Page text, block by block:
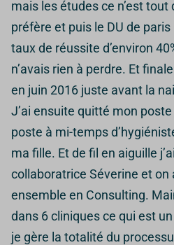
mais les études ce n’est
préfère et puis le DU de
taux de réussite d’environ
n’avais rien à perdre. Et
en juin 2016 juste avant la
J’ai ensuite quitté mon poste
poste à mi-temps
ma fille. Et de fil en aiguille
collaboratrice Séverine et
ensemble en Consulting.
dans 6 cliniques ce qui est
je gère la totalité du